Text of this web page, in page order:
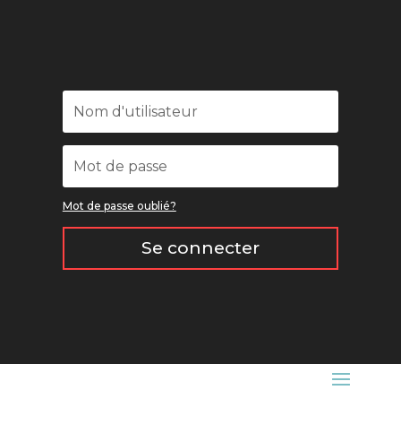
Mot de passe oublié?
Se connecter